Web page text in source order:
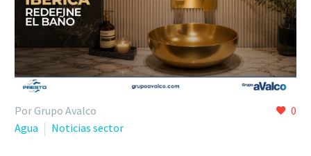
0
Por Grupo Avalco
Agua
Noticias sector